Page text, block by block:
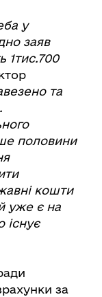
у
заяв
1тис.700
та
половини
кошти
уже є на
існує
за